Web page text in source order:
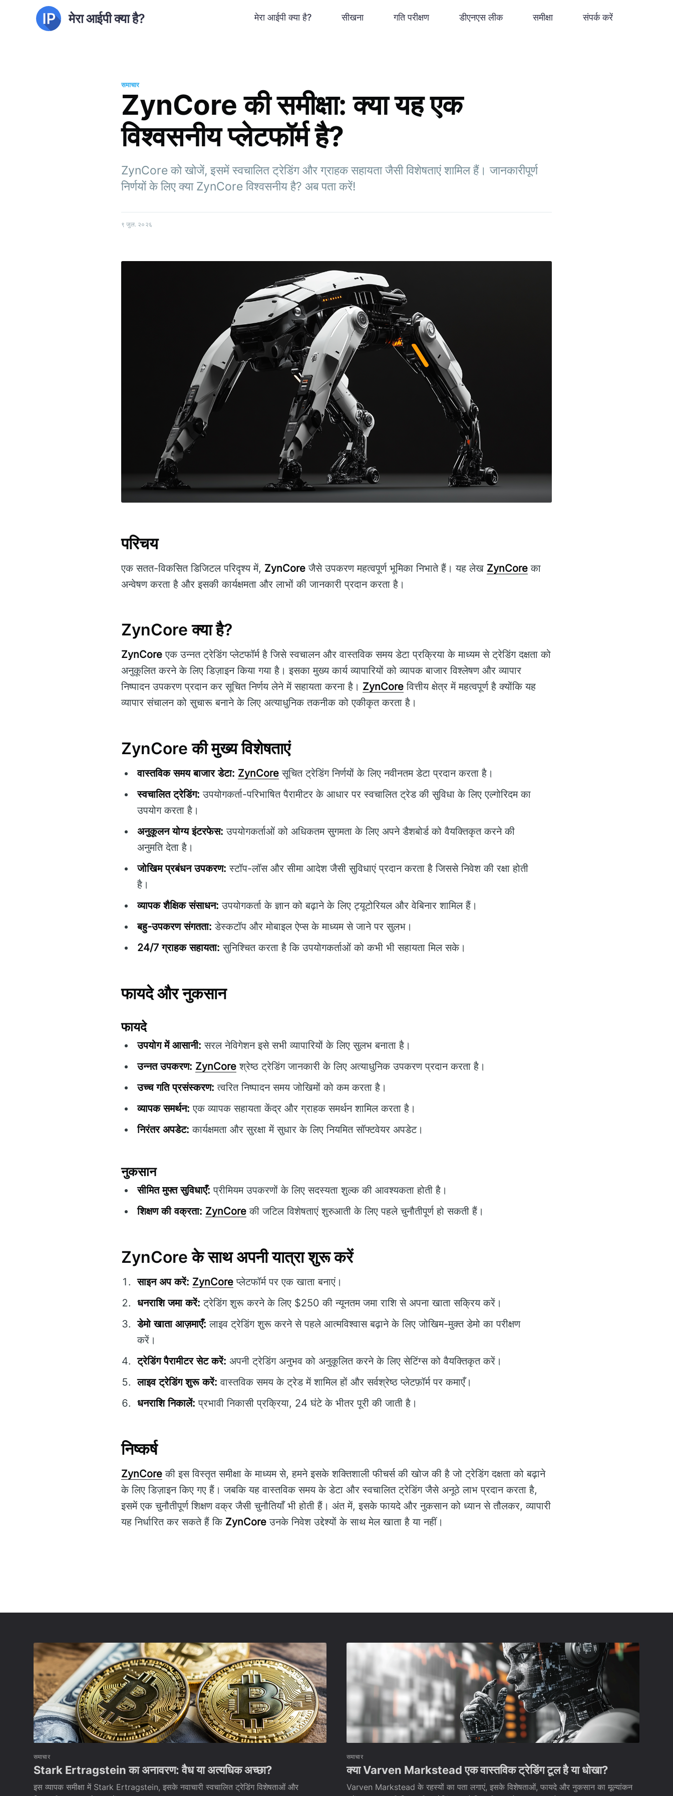
मेरा आईपी क्या है? मेरा आईपी क्या है? सीखना गति परीक्षण डीएनएस लीक समीक्षा संपर्क करें
समाचार
ZynCore की समीक्षा: क्या यह एक
विश्वसनीय प्लेटफॉर्म है?
ZynCore को खोजें, इसमें स्वचालित ट्रेडिंग और ग्राहक सहायता जैसी विशेषताएं शामिल हैं। जानकारीपूर्ण
निर्णयों के लिए क्या ZynCore विश्वसनीय है? अब पता करें!
९ जुल. २०२६
परिचय
एक सतत-विकसित डिजिटल परिदृश्य में, ZynCore जैसे उपकरण महत्वपूर्ण भूमिका निभाते हैं। यह लेख ZynCore का
अन्वेषण करता है और इसकी कार्यक्षमता और लाभों की जानकारी प्रदान करता है।
ZynCore क्या है?
ZynCore एक उन्नत ट्रेडिंग प्लेटफॉर्म है जिसे स्वचालन और वास्तविक समय डेटा प्रक्रिया के माध्यम से ट्रेडिंग दक्षता को
अनुकूलित करने के लिए डिज़ाइन किया गया है। इसका मुख्य कार्य व्यापारियों को व्यापक बाजार विश्लेषण और व्यापार
निष्पादन उपकरण प्रदान कर सूचित निर्णय लेने में सहायता करना है। ZynCore वित्तीय क्षेत्र में महत्वपूर्ण है क्योंकि यह
व्यापार संचालन को सुचारू बनाने के लिए अत्याधुनिक तकनीक को एकीकृत करता है।
ZynCore की मुख्य विशेषताएं
वास्तविक समय बाजार डेटा: ZynCore सूचित ट्रेडिंग निर्णयों के लिए नवीनतम डेटा प्रदान करता है।
स्वचालित ट्रेडिंग: उपयोगकर्ता-परिभाषित पैरामीटर के आधार पर स्वचालित ट्रेड की सुविधा के लिए एल्गोरिदम का
उपयोग करता है।
अनुकूलन योग्य इंटरफेस: उपयोगकर्ताओं को अधिकतम सुगमता के लिए अपने डैशबोर्ड को वैयक्तिकृत करने की
अनुमति देता है।
जोखिम प्रबंधन उपकरण: स्टॉप-लॉस और सीमा आदेश जैसी सुविधाएं प्रदान करता है जिससे निवेश की रक्षा होती
है।
व्यापक शैक्षिक संसाधन: उपयोगकर्ता के ज्ञान को बढ़ाने के लिए ट्यूटोरियल और वेबिनार शामिल हैं।
बहु-उपकरण संगतता: डेस्कटॉप और मोबाइल ऐप्स के माध्यम से जाने पर सुलभ।
24/7 ग्राहक सहायता: सुनिश्चित करता है कि उपयोगकर्ताओं को कभी भी सहायता मिल सके।
फायदे और नुकसान
फायदे
उपयोग में आसानी: सरल नेविगेशन इसे सभी व्यापारियों के लिए सुलभ बनाता है।
उन्नत उपकरण: ZynCore श्रेष्ठ ट्रेडिंग जानकारी के लिए अत्याधुनिक उपकरण प्रदान करता है।
उच्च गति प्रसंस्करण: त्वरित निष्पादन समय जोखिमों को कम करता है।
व्यापक समर्थन: एक व्यापक सहायता केंद्र और ग्राहक समर्थन शामिल करता है।
निरंतर अपडेट: कार्यक्षमता और सुरक्षा में सुधार के लिए नियमित सॉफ्टवेयर अपडेट।
नुकसान
सीमित मुफ्त सुविधाएँ: प्रीमियम उपकरणों के लिए सदस्यता शुल्क की आवश्यकता होती है।
शिक्षण की वक्रता: ZynCore की जटिल विशेषताएं शुरुआती के लिए पहले चुनौतीपूर्ण हो सकती हैं।
ZynCore के साथ अपनी यात्रा शुरू करें
साइन अप करें: ZynCore प्लेटफॉर्म पर एक खाता बनाएं।
धनराशि जमा करें: ट्रेडिंग शुरू करने के लिए $250 की न्यूनतम जमा राशि से अपना खाता सक्रिय करें।
डेमो खाता आज़माएँ: लाइव ट्रेडिंग शुरू करने से पहले आत्मविश्वास बढ़ाने के लिए जोखिम-मुक्त डेमो का परीक्षण
करें।
ट्रेडिंग पैरामीटर सेट करें: अपनी ट्रेडिंग अनुभव को अनुकूलित करने के लिए सेटिंग्स को वैयक्तिकृत करें।
लाइव ट्रेडिंग शुरू करें: वास्तविक समय के ट्रेड में शामिल हों और सर्वश्रेष्ठ प्लेटफ़ॉर्म पर कमाएँ।
धनराशि निकालें: प्रभावी निकासी प्रक्रिया, 24 घंटे के भीतर पूरी की जाती है।
निष्कर्ष
ZynCore की इस विस्तृत समीक्षा के माध्यम से, हमने इसके शक्तिशाली फीचर्स की खोज की है जो ट्रेडिंग दक्षता को बढ़ाने
के लिए डिज़ाइन किए गए हैं। जबकि यह वास्तविक समय के डेटा और स्वचालित ट्रेडिंग जैसे अनूठे लाभ प्रदान करता है,
इसमें एक चुनौतीपूर्ण शिक्षण वक्र जैसी चुनौतियाँ भी होती हैं। अंत में, इसके फायदे और नुकसान को ध्यान से तौलकर, व्यापारी
यह निर्धारित कर सकते हैं कि ZynCore उनके निवेश उद्देश्यों के साथ मेल खाता है या नहीं।
समाचार
Stark Ertragstein का अनावरण: वैध या अत्यधिक अच्छा?
इस व्यापक समीक्षा में Stark Ertragstein, इसके नवाचारी स्वचालित ट्रेडिंग विशेषताओं और
समाचार
क्या Varven Markstead एक वास्तविक ट्रेडिंग टूल है या धोखा?
Varven Markstead के रहस्यों का पता लगाएं, इसके विशेषताओं, फायदे और नुकसान का मूल्यांकन